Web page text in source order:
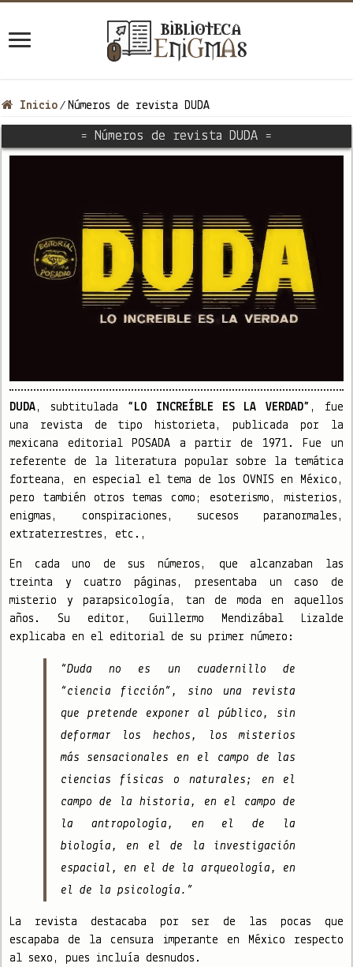
Inicio / Números de revista DUDA
= Números de revista DUDA =
DUDA, subtitulada “LO INCREÍBLE ES LA VERDAD” , fue
una revista de tipo historieta, publicada por la
mexicana editorial POSADA a partir de 1971. Fue un
referente de la literatura popular sobre la temática
forteana, en especial el tema de los OVNIS en México,
pero también otros temas como; esoterismo, misterios,
enigmas, conspiraciones, sucesos paranormales,
extraterrestres, etc.,
En cada uno de sus números, que alcanzaban las
treinta y cuatro páginas, presentaba un caso de
misterio y parapsicología, tan de moda en aquellos
años. Su editor, Guillermo Mendizábal Lizalde
explicaba en el editorial de su primer número:
“Duda no es un cuadernillo de
“ciencia ficción”, sino una revista
que pretende exponer al público, sin
deformar los hechos, los misterios
más sensacionales en el campo de las
ciencias físicas o naturales; en el
campo de la historia, en el campo de
la antropología, en el de la
biología, en el de la investigación
espacial, en el de la arqueología, en
el de la psicología.”
La revista destacaba por ser de las pocas que
escapaba de la censura imperante en México respecto
al sexo, pues incluía desnudos.